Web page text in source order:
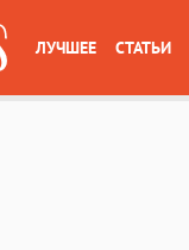
ЛУЧШЕЕ СТАТЬИ